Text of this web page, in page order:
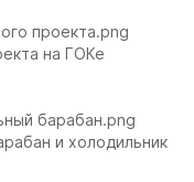
на ГОКе
и холодильник